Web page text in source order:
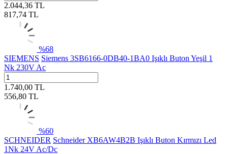
2.044,36 TL
817,74 TL
%68
SIEMENS Siemens 3SB6166-0DB40-1BA0 Işıklı Buton Yeşil 1
Nk 230V Ac
1.740,00 TL
556,80 TL
%60
SCHNEIDER Schneider XB6AW4B2B Işıklı Buton Kırmızı Led
1Nk 24V Ac/Dc